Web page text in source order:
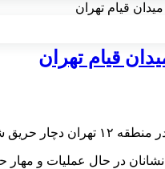
قیام تهران
قیام تهران
شده است.
در حال عملیات و مهار